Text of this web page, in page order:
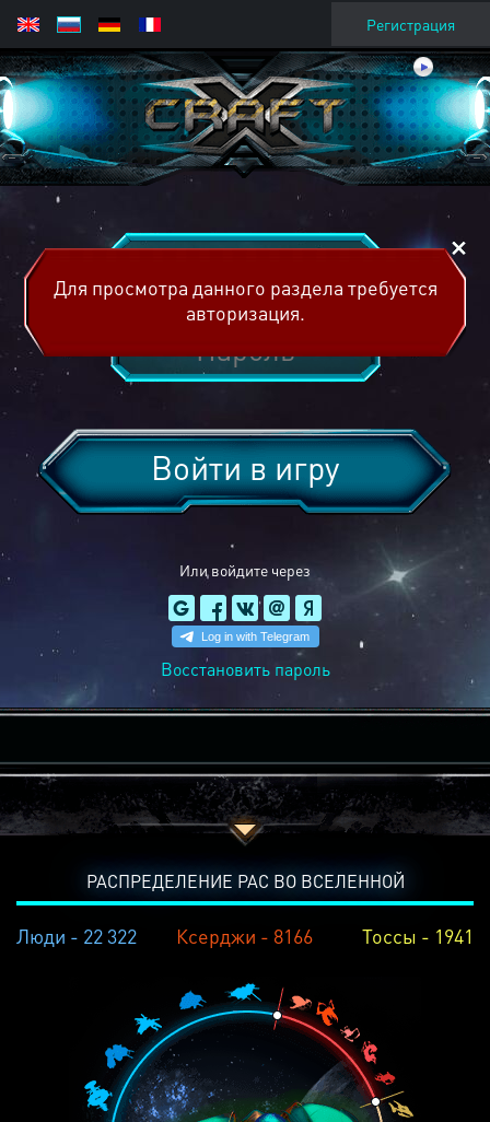
Регистрация
Или войдите через
Войти в игру
Восстановить пароль
Для просмотра данного раздела требуется
авторизация.
РАСПРЕДЕЛЕНИЕ РАС ВО ВСЕЛЕННОЙ
Люди - 22 322 Ксерджи - 8166 Тоссы - 1941